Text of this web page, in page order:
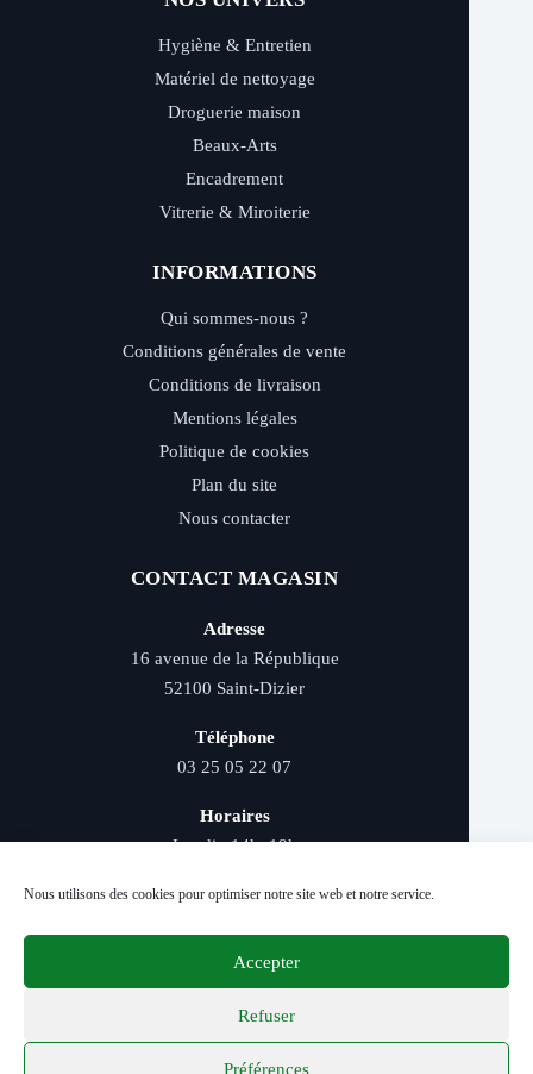
Nous utilisons des cookies pour optimiser notre site web et notre service.
Accepter
Refuser
Préférences
Hygiène & Entretien
Matériel de nettoyage
Droguerie maison
Beaux-Arts
Encadrement
Vitrerie & Miroiterie
INFORMATIONS
Qui sommes-nous ?
Conditions générales de vente
Conditions de livraison
Mentions légales
Politique de cookies
Plan du site
Nous contacter
CONTACT MAGASIN
Adresse
16 avenue de la République
52100 Saint-Dizier
Téléphone
03 25 05 22 07
Horaires
Lundi : 14h–19h
Livraison rapide - Retrait magasin - Paiement